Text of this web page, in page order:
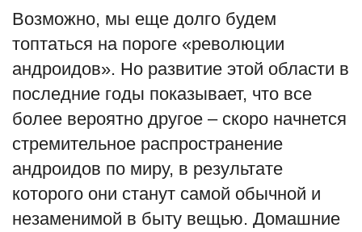
Возможно, мы еще долго будем
топтаться на пороге «революции
андроидов». Но развитие этой области в
последние годы показывает, что все
более вероятно другое – скоро начнется
стремительное распространение
андроидов по миру, в результате
которого они станут самой обычной и
незаменимой в быту вещью. Домашние